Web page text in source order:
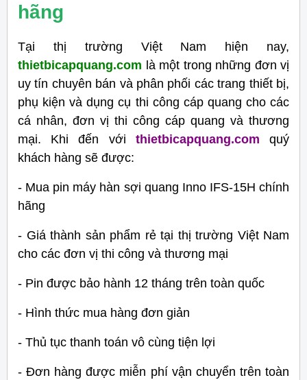
hãng
Tại thị trường Việt Nam hiện nay,
thietbicapquang.com là một trong những đơn vị
uy tín chuyên bán và phân phối các trang thiết bị,
phụ kiện và dụng cụ thi công cáp quang cho các
cá nhân, đơn vị thi công cáp quang và thương
mại. Khi đến với thietbicapquang.com quý
khách hàng sẽ được:
- Mua pin máy hàn sợi quang Inno IFS-15H chính
hãng
- Giá thành sản phẩm rẻ tại thị trường Việt Nam
cho các đơn vị thi công và thương mại
- Pin được bảo hành 12 tháng trên toàn quốc
- Hình thức mua hàng đơn giản
- Thủ tục thanh toán vô cùng tiện lợi
- Đơn hàng được miễn phí vận chuyển trên toàn